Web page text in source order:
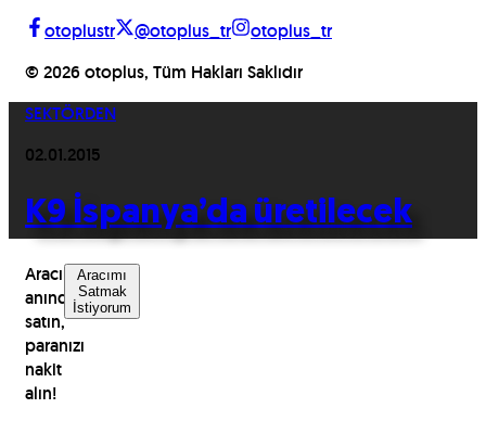
otoplustr
@otoplus_tr
otoplus_tr
© 2026 otoplus, Tüm Hakları Saklıdır
SEKTÖRDEN
02.01.2015
K9 İspanya’da üretilecek
Aracınızı
anında
satın,
paranızı
nakit
alın!
Aracımı
Satmak
İstiyorum